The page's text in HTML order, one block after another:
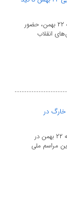
امام جمعه خارگ با تأکید بر اهمیت راهپیمایی یوم‌الله ۲۲ بهمن، حضور
انقلاب
در
دبیر ستاد دهه مبارک فجر از برگزاری راهپیمایی یوم‌الله ۲۲ بهمن در
مراسم ملی